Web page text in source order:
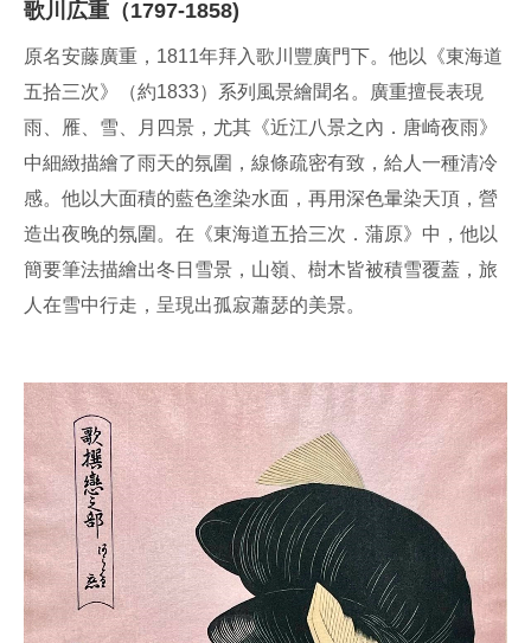
歌川広重（1797-1858)
原名安藤廣重，1811年拜入歌川豐廣門下。他以《東海道
五拾三次》（約1833）系列風景繪聞名。廣重擅長表現
雨、雁、雪、月四景，尤其《近江八景之內．唐崎夜雨》
中細緻描繪了雨天的氛圍，線條疏密有致，給人一種清冷
感。他以大面積的藍色塗染水面，再用深色暈染天頂，營
造出夜晚的氛圍。在《東海道五拾三次．蒲原》中，他以
簡要筆法描繪出冬日雪景，山嶺、樹木皆被積雪覆蓋，旅
人在雪中行走，呈現出孤寂蕭瑟的美景。